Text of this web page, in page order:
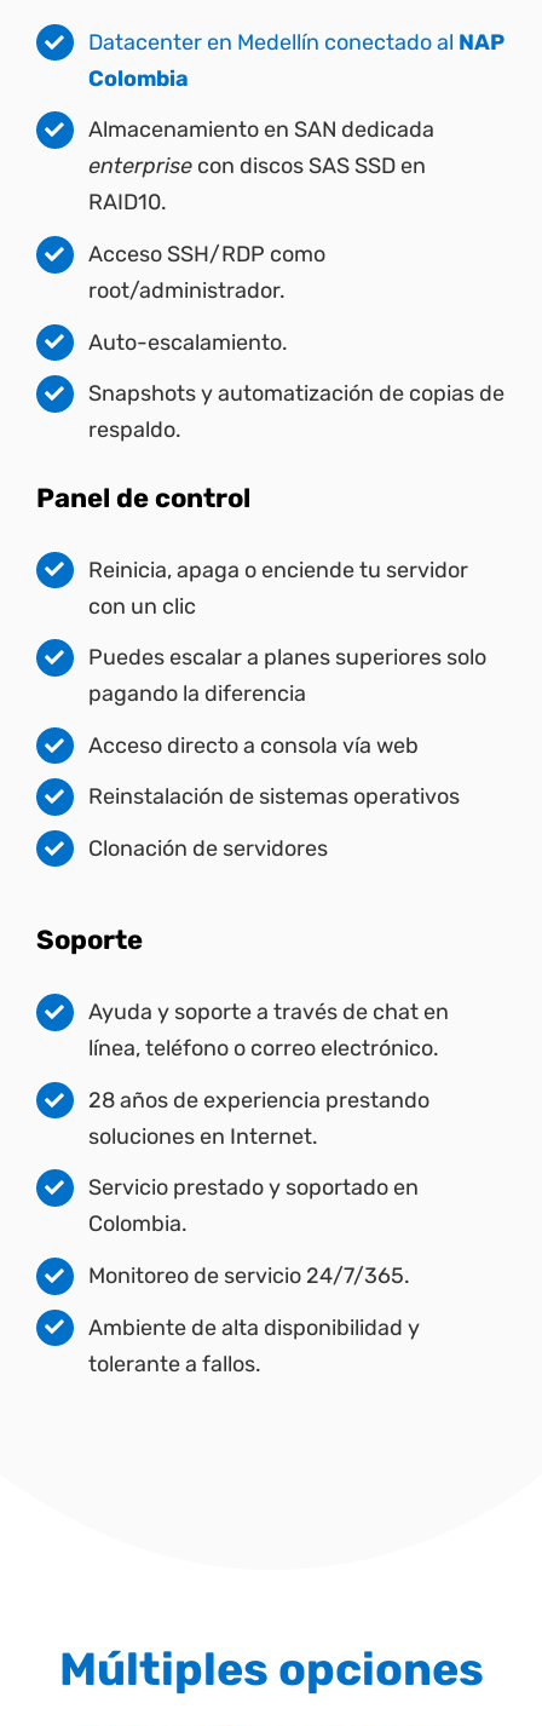
Datacenter en Medellín conectado al NAP
Colombia
Almacenamiento en SAN dedicada
enterprise con discos SAS SSD en
RAID10.
Acceso SSH/RDP como
root/administrador.
Auto-escalamiento.
Snapshots y automatización de copias de
respaldo.
Panel de control
Reinicia, apaga o enciende tu servidor
con un clic
Puedes escalar a planes superiores solo
pagando la diferencia
Acceso directo a consola vía web
Reinstalación de sistemas operativos
Clonación de servidores
Soporte
Ayuda y soporte a través de chat en
línea, teléfono o correo electrónico.
28 años de experiencia prestando
soluciones en Internet.
Servicio prestado y soportado en
Colombia.
Monitoreo de servicio 24/7/365.
Ambiente de alta disponibilidad y
tolerante a fallos.
Múltiples opciones